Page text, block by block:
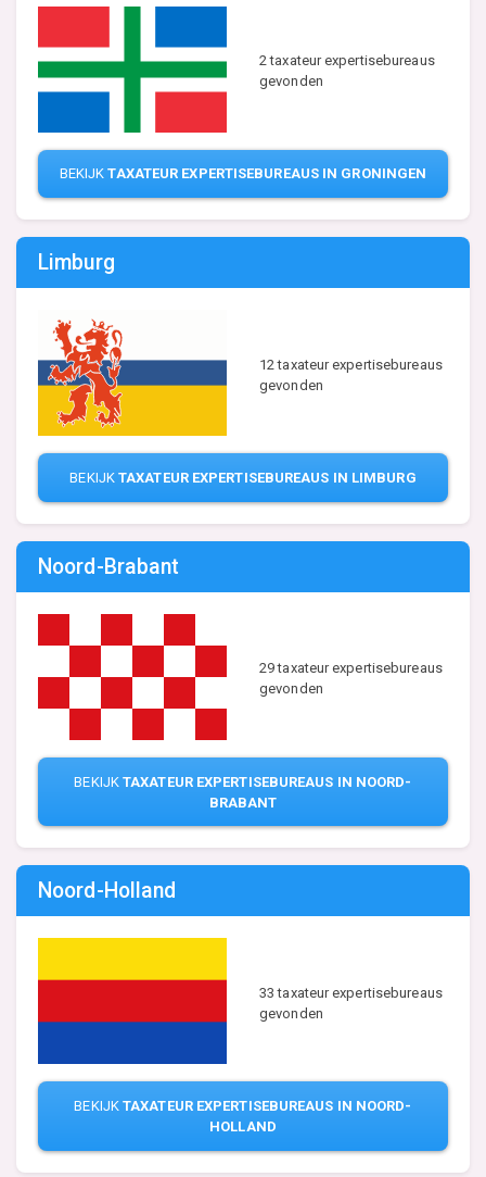
2 taxateur expertisebureaus
gevonden
BEKIJKTAXATEUR EXPERTISEBUREAUS IN GRONINGEN
Limburg
12 taxateur expertisebureaus
gevonden
BEKIJKTAXATEUR EXPERTISEBUREAUS IN LIMBURG
Noord-Brabant
29 taxateur expertisebureaus
gevonden
BEKIJKTAXATEUR EXPERTISEBUREAUS IN NOORD-
BRABANT
Noord-Holland
33 taxateur expertisebureaus
gevonden
BEKIJKTAXATEUR EXPERTISEBUREAUS IN NOORD-
HOLLAND